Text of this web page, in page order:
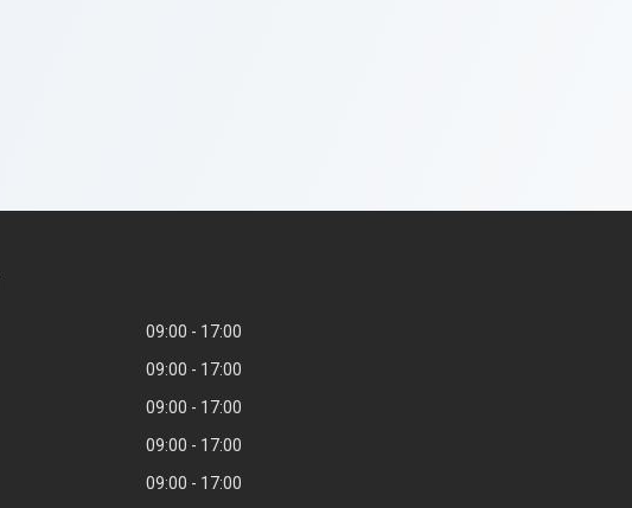
09:00
17:00
09:00
17:00
09:00
17:00
09:00
17:00
09:00 17:00